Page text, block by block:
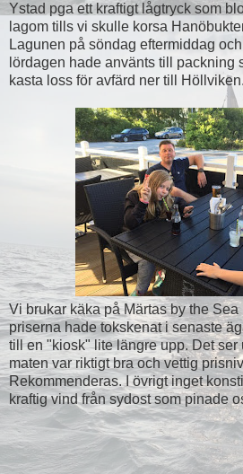
Ystad pga ett kraftigt lågtryck som
lagom tills vi skulle korsa
Lagunen på söndag eftermiddag
lördagen hade använts till packning
kasta loss för avfärd ner till Höllviken.
Vi brukar käka på Märtas by the Sea
priserna hade tokskenat i senaste
till en "kiosk" lite längre upp. Det ser
maten var riktigt bra och vettig
Rekommenderas. I övrigt inget
kraftig vind från sydost som pinade